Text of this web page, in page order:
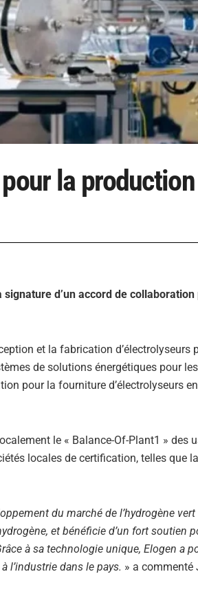
la
d’un accord de
et la fabrication d’électrolyseurs
de solutions énergétiques pour
pour la fourniture d’électrolyseurs
le « Balance-Of-Plant1 » des
locales de certification, telles que
du marché de l’hydrogène vert
et bénéficie d’un fort soutien
à sa technologie unique, Elogen a
l’industrie dans le pays. » a commenté